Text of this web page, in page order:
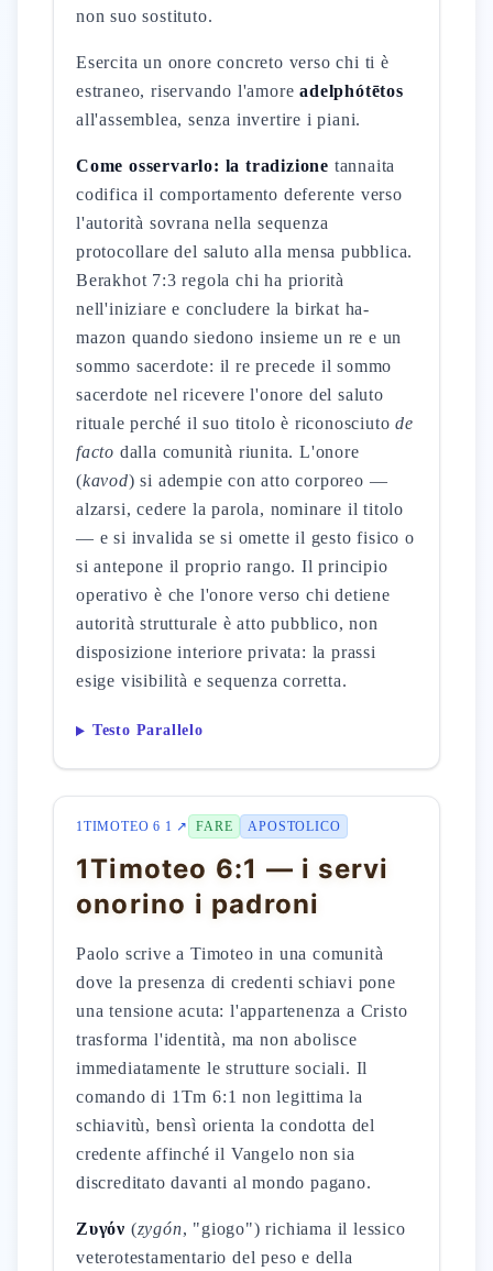
non suo sostituto.
Esercita un onore concreto verso chi ti è
estraneo, riservando l'amoreadelphótētos
all'assemblea, senza invertire i piani.
Come osservarlo: la tradizione tannaita
codifica il comportamento deferente verso
l'autorità sovrana nella sequenza
protocollare del saluto alla mensa pubblica.
Berakhot 7:3 regola chi ha priorità
nell'iniziare e concludere la birkat ha-
mazon quando siedono insieme un re e un
sommo sacerdote: il re precede il sommo
sacerdote nel ricevere l'onore del saluto
rituale perché il suo titolo è riconosciutode
facto dalla comunità riunita. L'onore
(kavod) si adempie con atto corporeo —
alzarsi, cedere la parola, nominare il titolo
— e si invalida se si omette il gesto fisico o
si antepone il proprio rango. Il principio
operativo è che l'onore verso chi detiene
autorità strutturale è atto pubblico, non
disposizione interiore privata: la prassi
esige visibilità e sequenza corretta.
Testo Parallelo
1TIMOTEO 6 1 ↗ FARE APOSTOLICO
1Timoteo 6:1 — i servi
onorino i padroni
Paolo scrive a Timoteo in una comunità
dove la presenza di credenti schiavi pone
una tensione acuta: l'appartenenza a Cristo
trasforma l'identità, ma non abolisce
immediatamente le strutture sociali. Il
comando di 1Tm 6:1 non legittima la
schiavitù, bensì orienta la condotta del
credente affinché il Vangelo non sia
discreditato davanti al mondo pagano.
Ζυγόν (zygón, "giogo") richiama il lessico
veterotestamentario del peso e della